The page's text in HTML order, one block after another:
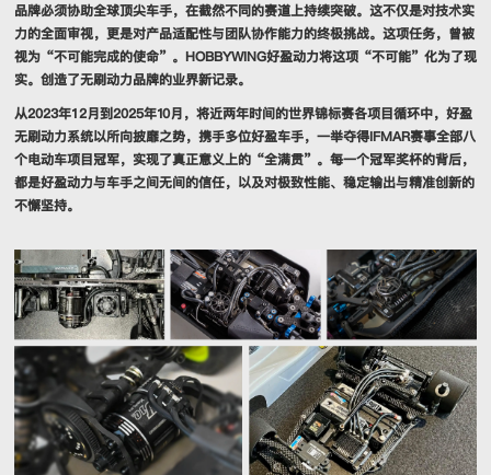
品牌必须协助全球顶尖车手，在截然不同的赛道上持续突破。这不仅是对技术实
力的全面审视，更是对产品适配性与团队协作能力的终极挑战。这项任务，曾被
视为“不可能完成的使命”。HOBBYWING好盈动力将这项“不可能”化为了现
实。创造了无刷动力品牌的业界新记录。
从2023年12月到2025年10月，将近两年时间的世界锦标赛各项目循环中，好盈
无刷动力系统以所向披靡之势，携手多位好盈车手，一举夺得IFMAR赛事全部八
个电动车项目冠军，实现了真正意义上的“全满贯”。每一个冠军奖杯的背后，
都是好盈动力与车手之间无间的信任，以及对极致性能、稳定输出与精准创新的
不懈坚持。